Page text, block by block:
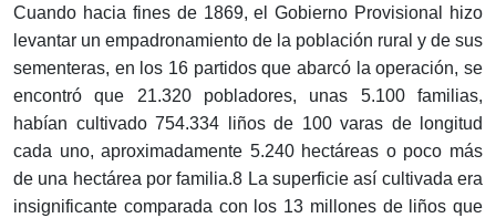
Cuando hacia fines de 1869, el Gobierno Provisional hizo
levantar un empadronamiento de la población rural y de sus
sementeras, en los 16 partidos que abarcó la operación, se
encontró que 21.320 pobladores, unas 5.100 familias,
habían cultivado 754.334 liños de 100 varas de longitud
cada uno, aproximadamente 5.240 hectáreas o poco más
de una hectárea por familia.8 La superficie así cultivada era
insignificante comparada con los 13 millones de liños que